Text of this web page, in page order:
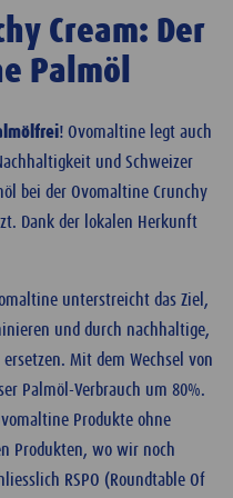
Cream: Der
Palmöl
! Ovomaltine legt auch
und Schweizer
bei der Ovomaltine Crunchy
Dank der lokalen Herkunft
unterstreicht das Ziel,
und durch nachhaltige,
Mit dem Wechsel von
Palmöl-Verbrauch um 80%.
Produkte ohne
Produkten, wo wir noch
RSPO (Roundtable Of